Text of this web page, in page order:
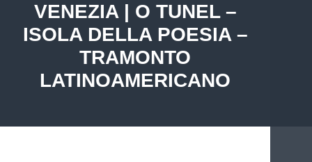
VENEZIA | O TUNEL –
ISOLA DELLA POESIA –
TRAMONTO
LATINOAMERICANO